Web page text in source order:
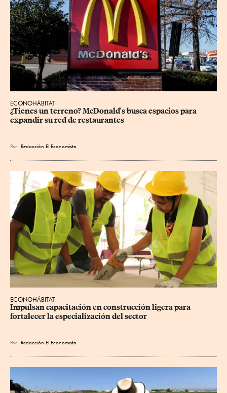
ECONOHÁBITAT
¿Tienes un terreno? McDonald's busca espacios para
expandir su red de restaurantes
Por Redacción El Economista
ECONOHÁBITAT
Impulsan capacitación en construcción ligera para
fortalecer la especialización del sector
Por Redacción El Economista